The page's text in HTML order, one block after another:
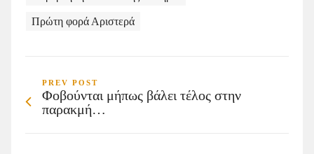
Πρώτη φορά Αριστερά
PREV POST
Φοβούνται μήπως βάλει τέλος στην
παρακμή…